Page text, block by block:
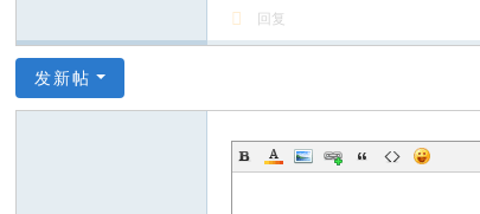
回复
发新帖